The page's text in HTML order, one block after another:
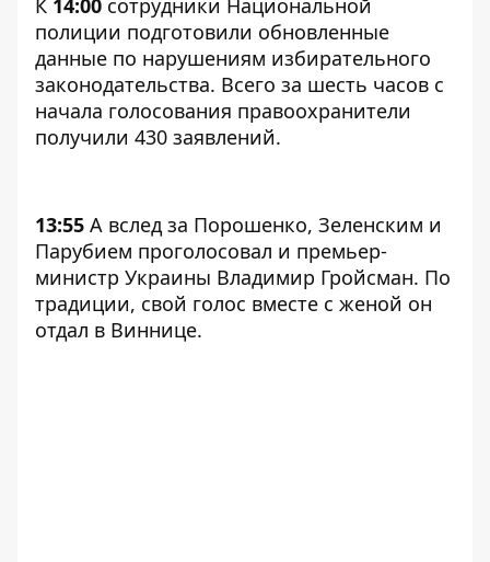
К 14:00 сотрудники Национальной
полиции подготовили обновленные
данные по нарушениям избирательного
законодательства. Всего за шесть часов с
начала голосования правоохранители
получили 430 заявлений.
13:55 А вслед за Порошенко, Зеленским и
Парубием проголосовал и премьер-
министр Украины Владимир Гройсман. По
традиции, свой голос вместе с женой он
отдал в Виннице.